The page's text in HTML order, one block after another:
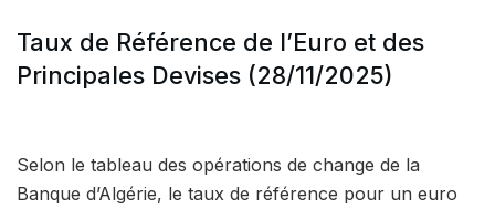
Taux de Référence de l’Euro et des
Principales Devises (28/11/2025)
Selon le tableau des opérations de change de la
Banque d’Algérie, le taux de référence pour un euro